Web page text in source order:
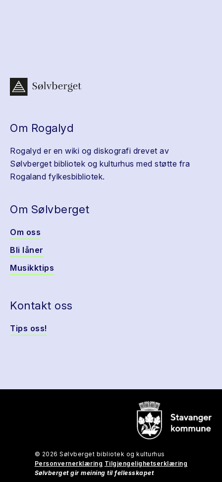
Om Rogalyd
Rogalyd er en wiki og diskografi drevet av
Sølvberget bibliotek og kulturhus med støtte fra
Rogaland fylkesbibliotek.
Om Sølvberget
Om oss
Bli låner
Musikktips
Kontakt oss
Tips oss!
© 2026 Sølvberget bibliotek og kulturhus
Personvernerklæring Tilgjengelighetserklæring
Sølvberget gir meining til fellesskapet